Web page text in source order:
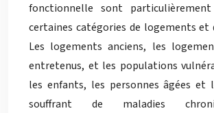
fonctionnelle sont
certaines catégories de logements et
Les logements anciens, les
entretenus, et les populations
les enfants, les personnes âgées et
souffrant de maladies